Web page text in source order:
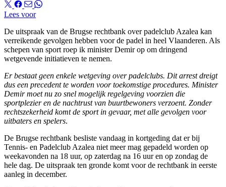
Lees voor
De uitspraak van de Brugse rechtbank over padelclub Azalea kan
verreikende gevolgen hebben voor de padel in heel Vlaanderen. Als
schepen van sport roep ik minister Demir op om dringend
wetgevende initiatieven te nemen.
Er bestaat geen enkele wetgeving over padelclubs. Dit arrest dreigt
dus een precedent te worden voor toekomstige procedures. Minister
Demir moet nu zo snel mogelijk regelgeving voorzien die
sportplezier en de nachtrust van buurtbewoners verzoent. Zonder
rechtszekerheid komt de sport in gevaar, met alle gevolgen voor
uitbaters en spelers.
De Brugse rechtbank besliste vandaag in kortgeding dat er bij
Tennis- en Padelclub Azalea niet meer mag gepadeld worden op
weekavonden na 18 uur, op zaterdag na 16 uur en op zondag de
hele dag. De uitspraak ten gronde komt voor de rechtbank in eerste
aanleg in december.